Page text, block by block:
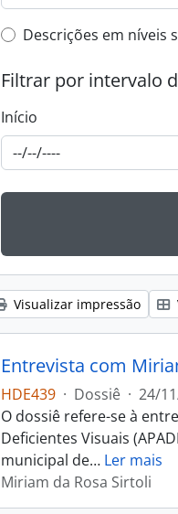
Filtro de
Descrições em níveis
Filtrar por intervalo
Início
Visualizar impressão
Entrevista com
HDE439 · Dossiê · 24/
O dossiê refere-se à
Deficientes Visuais
municipal de… Ler mais
Miriam da Rosa Sirtoli